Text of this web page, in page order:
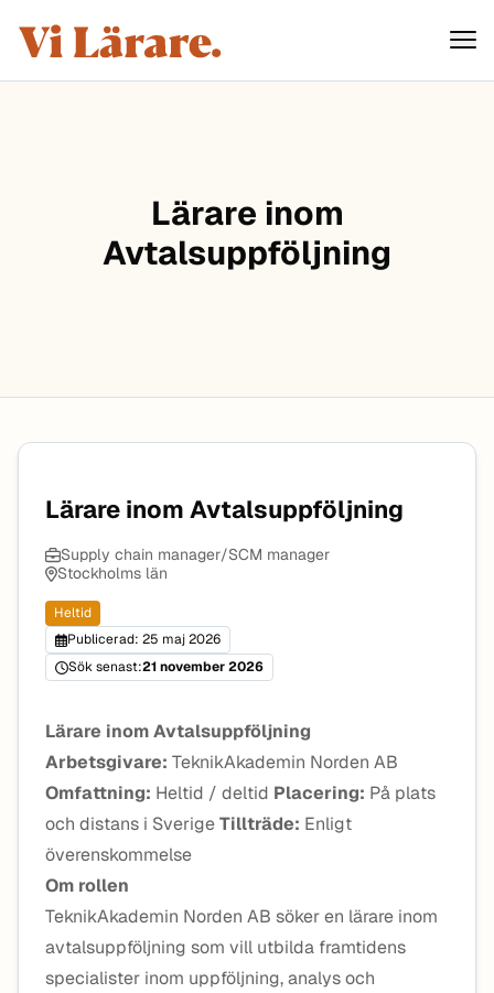
Hoppa till innehåll
ViLärare
Lärare inom
Avtalsuppföljning
Lärare inom Avtalsuppföljning
Supply chain manager/SCM manager
Stockholms län
Heltid
Publicerad: 25 maj 2026
Sök senast:21 november 2026
Lärare inom Avtalsuppföljning
Arbetsgivare: TeknikAkademin Norden AB
Omfattning: Heltid / deltid Placering: På plats
och distans i SverigeTillträde: Enligt
överenskommelse
Om rollen
TeknikAkademin Norden AB söker en lärare inom
avtalsuppföljning som vill utbilda framtidens
specialister inom uppföljning, analys och